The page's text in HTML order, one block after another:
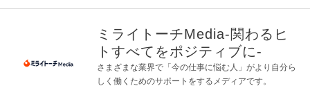
ミライトーチMedia-関わるヒ
トすべてをポジティブに-
さまざまな業界で「今の仕事に悩む人」がより自分ら
しく働くためのサポートをするメディアです。